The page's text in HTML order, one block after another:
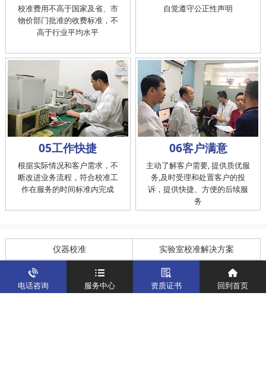
校准费用不高于国家及省、市
物价部门批准的收费标准，不
高于行业平均水平
自觉遵守公正性声明
05工作快捷
根据实际情况和客户需求，不
断改进业务流程，符合校准工
作在服务的时间标准内完成
06客户满意
主动了解客户需要, 提供质优服
务,及时受理和处置客户的投
诉，提供快捷、方便的后续服
务
仪器校准 实验室校准解决方案
制造仪器校准解决方案 计量校准实验室
关于我们 新闻资讯
电话咨询 服务中心 资质证书 回到首页